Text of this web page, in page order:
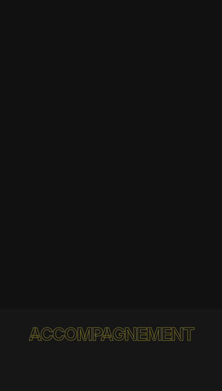
ACCOMPAGNEMENT